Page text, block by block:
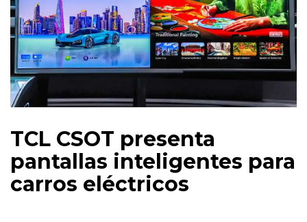
TCL CSOT presenta
pantallas inteligentes para
carros eléctricos